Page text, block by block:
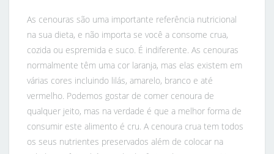
As cenouras são uma importante referência nutricional
na sua dieta, e não importa se você a consome crua,
cozida ou espremida e suco. É indiferente. As cenouras
normalmente têm uma cor laranja, mas elas existem em
várias cores incluindo lilás, amarelo, branco e até
vermelho. Podemos gostar de comer cenoura de
qualquer jeito, mas na verdade é que a melhor forma de
consumir este alimento é cru. A cenoura crua tem todos
os seus nutrientes preservados além de colocar na